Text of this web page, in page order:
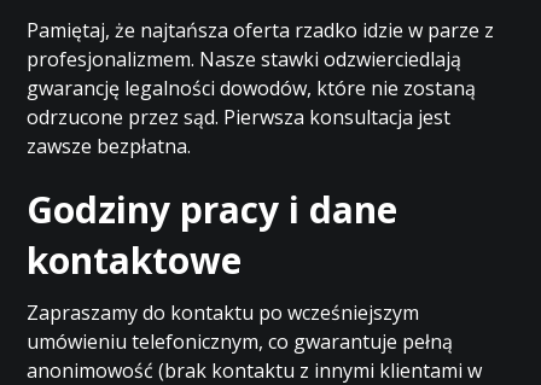
Pamiętaj, że najtańsza oferta rzadko idzie w parze z
profesjonalizmem. Nasze stawki odzwierciedlają
gwarancję legalności dowodów, które nie zostaną
odrzucone przez sąd. Pierwsza konsultacja jest
zawsze bezpłatna.
Godziny pracy i dane
kontaktowe
Zapraszamy do kontaktu po wcześniejszym
umówieniu telefonicznym, co gwarantuje pełną
anonimowość (brak kontaktu z innymi klientami w